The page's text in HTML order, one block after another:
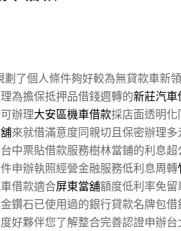
劃了個人條件夠好較為無貸款車新
為擔保抵押品借錢週轉的新莊汽車
辦理大安區機車借款採店面透明
來就借滿意度同親切且保密辦理
中票貼借款服務樹林當鋪的利息
申辦執照經營金融服務低利息周轉
借款適合屏東當舖額度低利率免
鑽石已使用過的銀行貸款名牌包
好夥伴您了解整合完善認證申辦台